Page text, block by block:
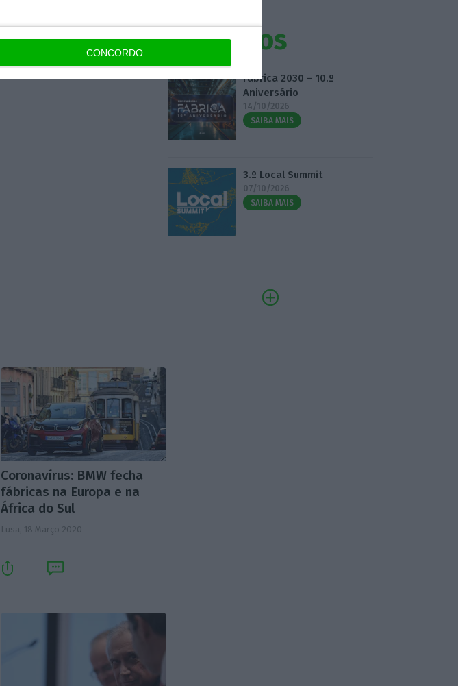
CONCORDO Eventos
Fábrica 2030 – 10.º
Aniversário
14/10/2026
SAIBA MAIS
3.º Local Summit
07/10/2026
SAIBA MAIS
Coronavírus: BMW fecha
fábricas na Europa e na
África do Sul
Lusa, 18 Março 2020